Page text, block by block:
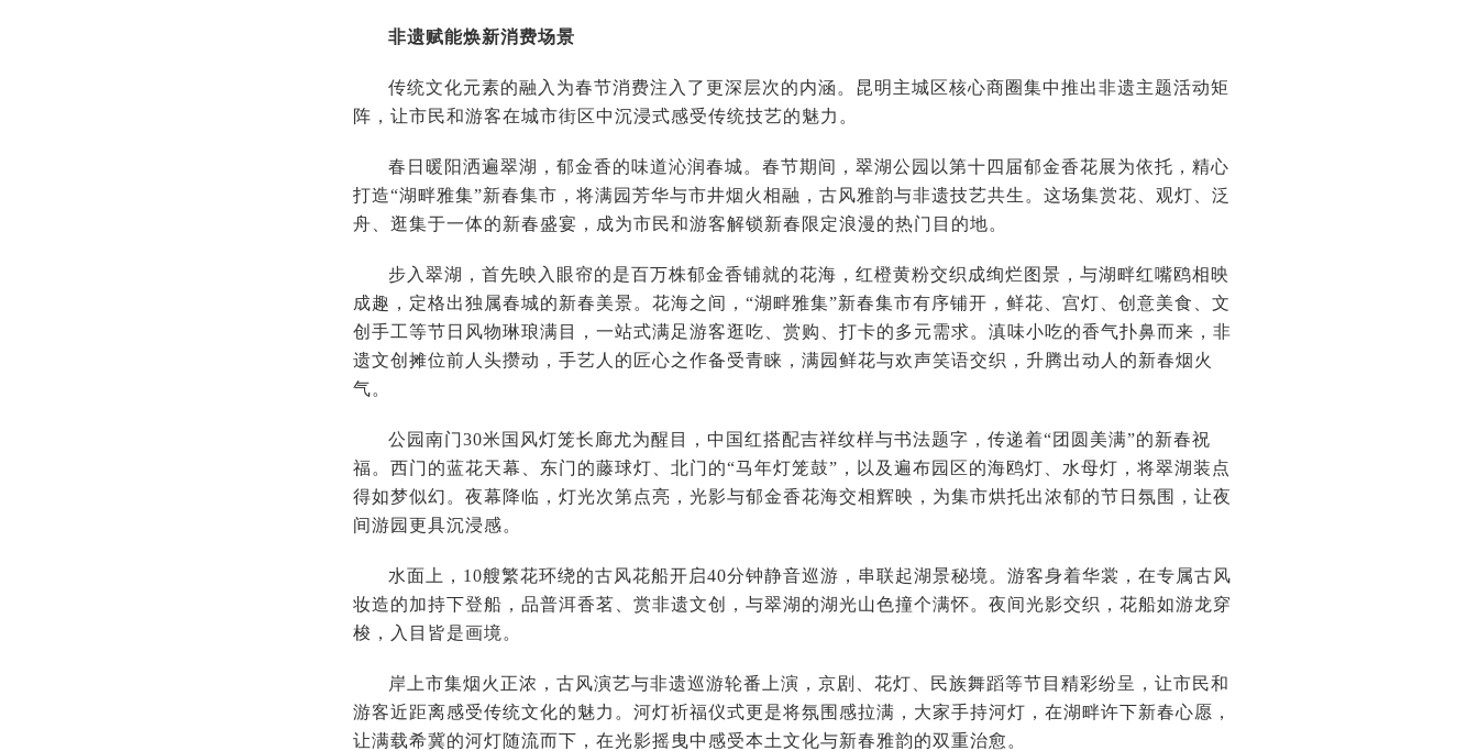
非遗赋能焕新消费场景
传统文化元素的融入为春节消费注入了更深层次的内涵。昆明主城区核心商圈集中推出非遗主题活动矩
阵，让市民和游客在城市街区中沉浸式感受传统技艺的魅力。
春日暖阳洒遍翠湖，郁金香的味道沁润春城。春节期间，翠湖公园以第十四届郁金香花展为依托，精心
打造“湖畔雅集”新春集市，将满园芳华与市井烟火相融，古风雅韵与非遗技艺共生。这场集赏花、观灯、泛
舟、逛集于一体的新春盛宴，成为市民和游客解锁新春限定浪漫的热门目的地。
步入翠湖，首先映入眼帘的是百万株郁金香铺就的花海，红橙黄粉交织成绚烂图景，与湖畔红嘴鸥相映
成趣，定格出独属春城的新春美景。花海之间，“湖畔雅集”新春集市有序铺开，鲜花、宫灯、创意美食、文
创手工等节日风物琳琅满目，一站式满足游客逛吃、赏购、打卡的多元需求。滇味小吃的香气扑鼻而来，非
遗文创摊位前人头攒动，手艺人的匠心之作备受青睐，满园鲜花与欢声笑语交织，升腾出动人的新春烟火
气。
公园南门30米国风灯笼长廊尤为醒目，中国红搭配吉祥纹样与书法题字，传递着“团圆美满”的新春祝
福。西门的蓝花天幕、东门的藤球灯、北门的“马年灯笼鼓”，以及遍布园区的海鸥灯、水母灯，将翠湖装点
得如梦似幻。夜幕降临，灯光次第点亮，光影与郁金香花海交相辉映，为集市烘托出浓郁的节日氛围，让夜
间游园更具沉浸感。
水面上，10艘繁花环绕的古风花船开启40分钟静音巡游，串联起湖景秘境。游客身着华裳，在专属古风
妆造的加持下登船，品普洱香茗、赏非遗文创，与翠湖的湖光山色撞个满怀。夜间光影交织，花船如游龙穿
梭，入目皆是画境。
岸上市集烟火正浓，古风演艺与非遗巡游轮番上演，京剧、花灯、民族舞蹈等节目精彩纷呈，让市民和
游客近距离感受传统文化的魅力。河灯祈福仪式更是将氛围感拉满，大家手持河灯，在湖畔许下新春心愿，
让满载希冀的河灯随流而下，在光影摇曳中感受本土文化与新春雅韵的双重治愈。